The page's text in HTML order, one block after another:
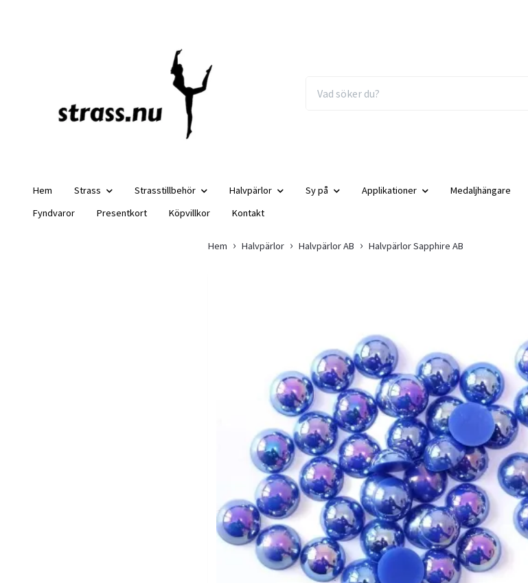
Hem Strass Strasstillbehör Halvpärlor Sy på Applikationer Medaljhängare
Fyndvaror
Presentkort Köpvillkor Kontakt
Hem Halvpärlor Halvpärlor AB Halvpärlor Sapphire AB